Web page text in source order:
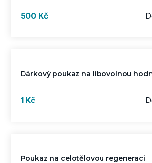
500 Kčs DPH
Dárkový poukaz na libovolnou
1 Kčs DPH
Poukaz na celotělovou regeneraci